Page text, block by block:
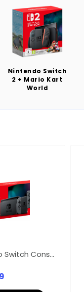
Nintendo Switch Console - gris(Dernier modèle)
Nintendo Switch
2 + Mario Kart
World